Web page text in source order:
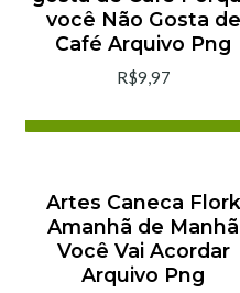
você Não Gosta de
Café Arquivo Png
R$9,97
Artes Caneca Flork
Amanhã de Manhã
Você Vai Acordar
Arquivo Png